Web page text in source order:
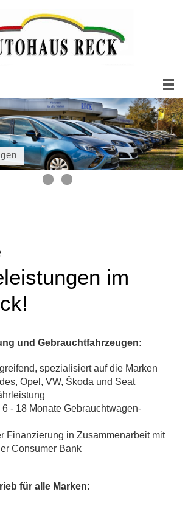
im
und Gebrauchtfahrzeugen:
spezialisiert auf die Marken
Opel, VW, Škoda und Seat
- 18 Monate Gebrauchtwagen-
Finanzierung in Zusammenarbeit mit
Consumer Bank
für alle Marken: